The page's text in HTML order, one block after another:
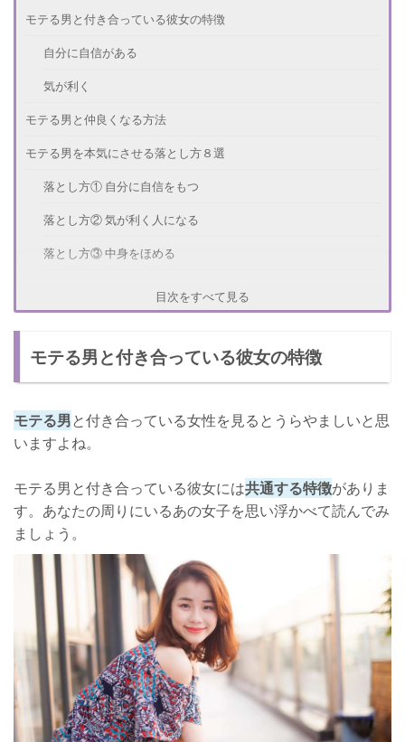
モテる男と付き合っている彼女の特徴
自分に自信がある
気が利く
モテる男と仲良くなる方法
モテる男を本気にさせる落とし方８選
落とし方① 自分に自信をもつ
落とし方② 気が利く人になる
落とし方③ 中身をほめる
落とし方⑥ 外見を褒めない
落とし方⑦ 共通の趣味をもつ
落とし方⑧ 嫉妬しない
モテる男にNGな恋愛テクニック
さいごに
目次をすべて見る
モテる男と付き合っている彼女の特徴
モテる男と付き合っている女性を見るとうらやましいと思
いますよね。
モテる男と付き合っている彼女には共通する特徴がありま
す。あなたの周りにいるあの女子を思い浮かべて読んでみ
ましょう。